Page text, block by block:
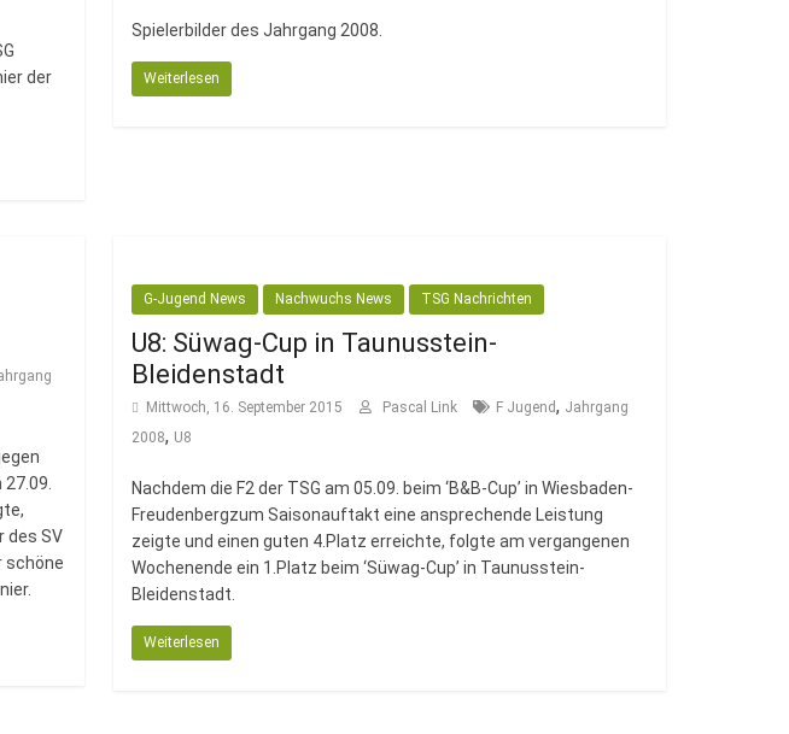
der
Spielerbilder des Jahrgang 2008.
Weiterlesen
des SV
schöne
G-Jugend News Nachwuchs News TSG Nachrichten
U8: Süwag-Cup in Taunusstein-
Bleidenstadt
Mittwoch, 16. September 2015 Pascal Link F Jugend, Jahrgang
2008, U8
Nachdem die F2 der TSG am 05.09. beim ‘B&B-Cup’ in Wiesbaden-
Freudenbergzum Saisonauftakt eine ansprechende Leistung
zeigte und einen guten 4.Platz erreichte, folgte am vergangenen
Wochenende ein 1.Platz beim ‘Süwag-Cup’ in Taunusstein-
Bleidenstadt.
Weiterlesen